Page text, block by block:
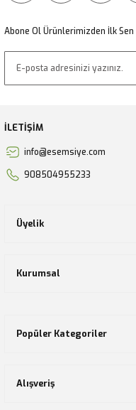
Abone Ol Ürünlerimizden İlk Sen
İLETİŞİM
info@esemsiye.com
908504955233
Üyelik
Kurumsal
Popüler Kategoriler
Alışveriş